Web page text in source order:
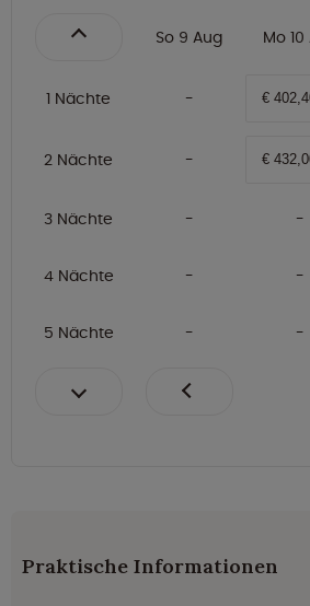
So 9 Aug Mo
1 Nächte €
2 Nächte €
3 Nächte
4 Nächte
5 Nächte
Praktische Informationen